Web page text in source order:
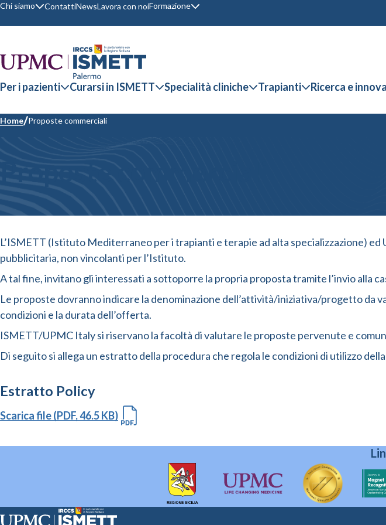
Chi siamo ContattiNewsLavora con noiFormazione
Per i pazienti Curarsi in ISMETT Specialità cliniche Trapianti Ricerca e
Home Proposte commerciali
L’ISMETT (Istituto Mediterraneo per i trapianti e terapie ad alta specializzazione)
pubblicitaria, non vincolanti per l’Istituto.
A tal fine, invitano gli interessati a sottoporre la propria proposta tramite l’invio alla
Le proposte dovranno indicare la denominazione dell’attività/iniziativa/progetto da
condizioni e la durata dell’offerta.
ISMETT/UPMC Italy si riservano la facoltà di valutare le proposte pervenute e
Di seguito si allega un estratto della procedura che regola le condizioni di utilizzo
Estratto Policy
Scarica file (PDF, 46.5 KB)